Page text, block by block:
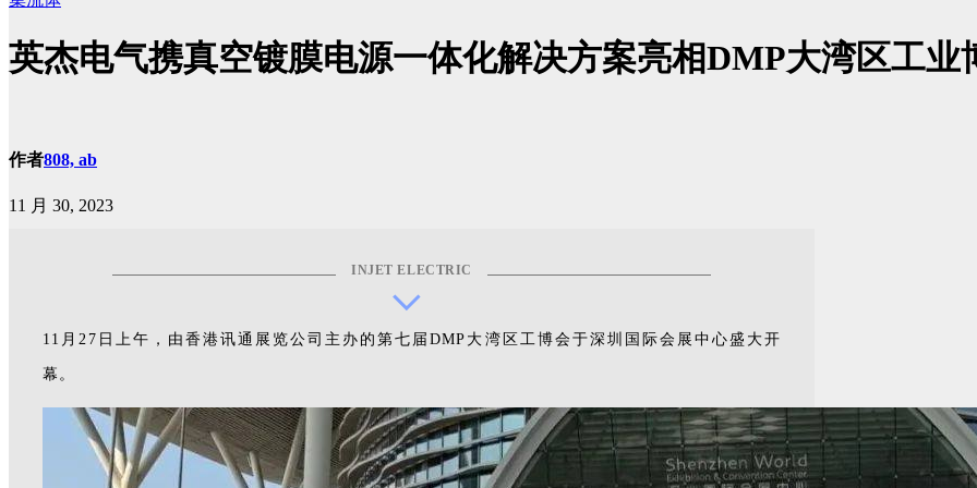
英杰电气携真空镀膜电源一体化解决方案亮相DMP大湾区工业
作者808, ab
11 月 30, 2023
INJET ELECTRIC
11月27日上午，由香港讯通展览公司主办的第七届DMP大湾区工博会于深圳国际会展中心盛大开
幕。